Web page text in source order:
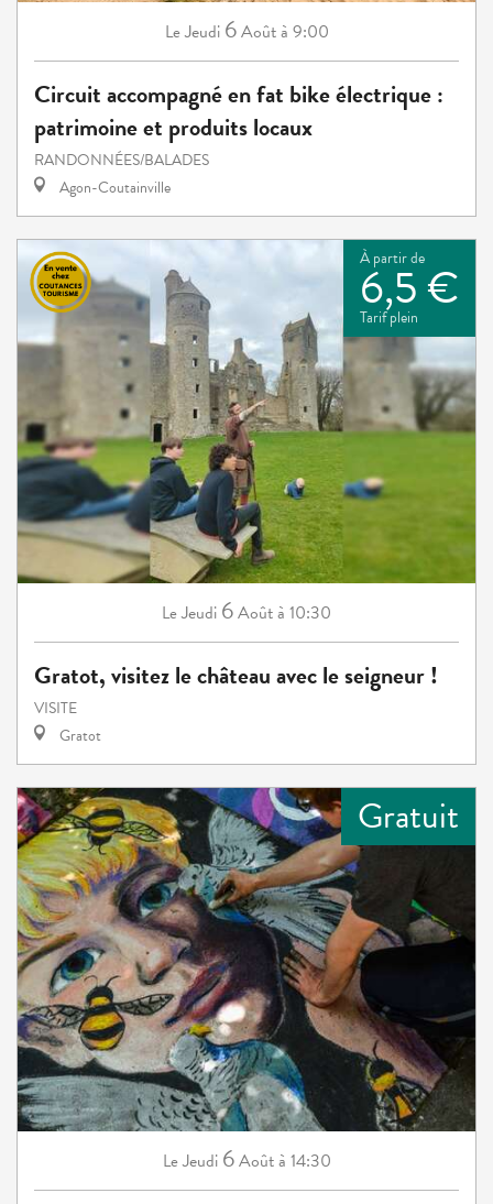
LeJeudi 6Aoûtà 9:00
Circuit accompagné en fat bike électrique :
patrimoine et produits locaux
RANDONNÉES/BALADES
Agon-Coutainville
À partir de
6,5 €
Tarif plein
LeJeudi 6Aoûtà 10:30
Gratot, visitez le château avec le seigneur !
VISITE
Gratot
Gratuit
LeJeudi 6Aoûtà 14:30